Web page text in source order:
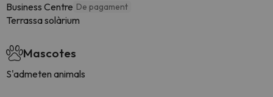
Business Centre De pagament
Terrassa solàrium
Mascotes
S'admeten animals